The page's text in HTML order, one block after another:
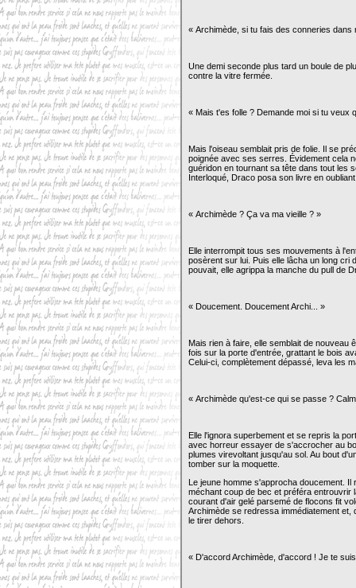
« Archimède, si tu fais des conneries
Une demi seconde plus tard un boule de
contre la vitre fermée.
« Mais t'es folle ? Demande moi si tu veux
Mais l'oiseau semblait pris de folie. Il se
poignée avec ses serres. Évidement cela
guéridon en tournant sa tête dans tout les
Interloqué, Draco posa son livre en
« Archimède ? Ça va ma vieille ? »
Elle interrompit tous ses mouvements à
posèrent sur lui. Puis elle lâcha un long cri
pouvait, elle agrippa la manche du pull de
« Doucement. Doucement Archi... »
Mais rien à faire, elle semblait de nouveau
fois sur la porte d'entrée, grattant le bois
Celui-ci, complètement dépassé, leva les
« Archimède qu'est-ce qui se passe ?
Elle l'ignora superbement et se repris la
avec horreur essayer de s'accrocher au
plumes virevoltant jusqu'au sol. Au bout
tomber sur la moquette.
Le jeune homme s'approcha doucement.
méchant coup de bec et préféra entrouvrir
courant d'air gelé parsemé de flocons fit
Archimède se redressa immédiatement
le tirer dehors.
« D'accord Archimède, d'accord ! Je te